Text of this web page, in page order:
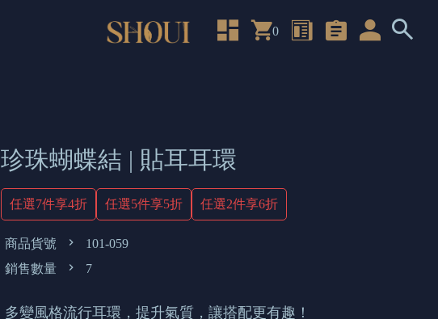
0
珍珠蝴蝶結 | 貼耳耳環
任選7件享4折 任選5件享5折 任選2件享6折
商品貨號
101-059
銷售數量
7
多變風格流行耳環，提升氣質，讓搭配更有趣！